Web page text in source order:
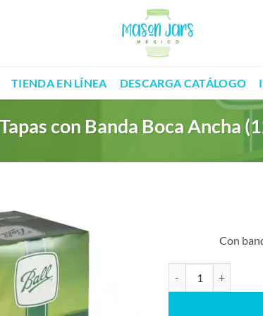
TIENDA EN LÍNEA DESCARGA CATÁLOGO
Tapas con Banda Boca Ancha
Con